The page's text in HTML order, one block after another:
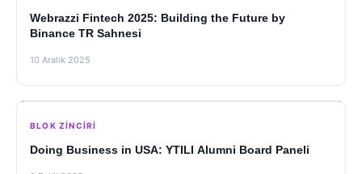
Webrazzi Fintech 2025: Building the Future by
Binance TR Sahnesi
10 Aralık 2025
BLOK ZINCIRI
Doing Business in USA: YTILI Alumni Board Paneli